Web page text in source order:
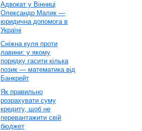
Адвокат у Вінниці
Олександр Малик —
юридична допомога в
Україні
Сніжна куля проти
лавини: у якому
порядку гасити кілька
позик — математика від
Банкрейт
Як правильно
розрахувати суму
кредиту, щоб не
перевантажити свій
бюджет